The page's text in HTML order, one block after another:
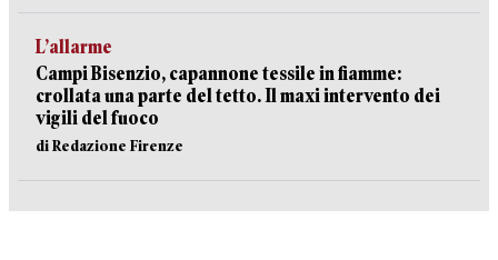
L’allarme
Campi Bisenzio, capannone tessile in fiamme:
crollata una parte del tetto. Il maxi intervento dei
vigili del fuoco
di Redazione Firenze